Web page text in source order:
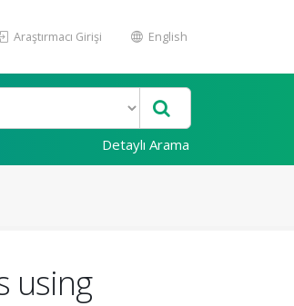
Araştırmacı Girişi English
Detaylı Arama
using